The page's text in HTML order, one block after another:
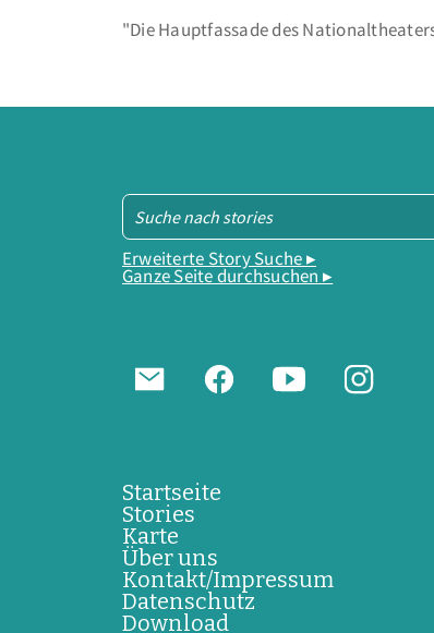
"Die Hauptfassade des
Erweiterte Story Suche ▸
Ganze Seite durchsuchen ▸
Startseite
Stories
Karte
Über uns
Kontakt/Impressum
Datenschutz
Download